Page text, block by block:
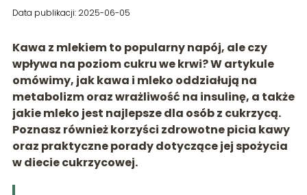
Data publikacji: 2025-06-05
Kawa z mlekiem to popularny napój, ale czy
wpływa na poziom cukru we krwi? W artykule
omówimy, jak kawa i mleko oddziałują na
metabolizm oraz wrażliwość na insulinę, a także
jakie mleko jest najlepsze dla osób z cukrzycą.
Poznasz również korzyści zdrowotne picia kawy
oraz praktyczne porady dotyczące jej spożycia
w diecie cukrzycowej.